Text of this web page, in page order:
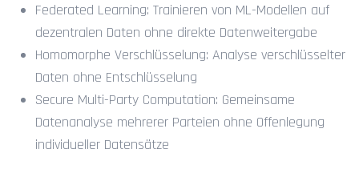
Federated Learning: Trainieren von ML-Modellen auf
dezentralen Daten ohne direkte Datenweitergabe
Homomorphe Verschlüsselung: Analyse verschlüsselter
Daten ohne Entschlüsselung
Secure Multi-Party Computation: Gemeinsame
Datenanalyse mehrerer Parteien ohne Offenlegung
individueller Datensätze